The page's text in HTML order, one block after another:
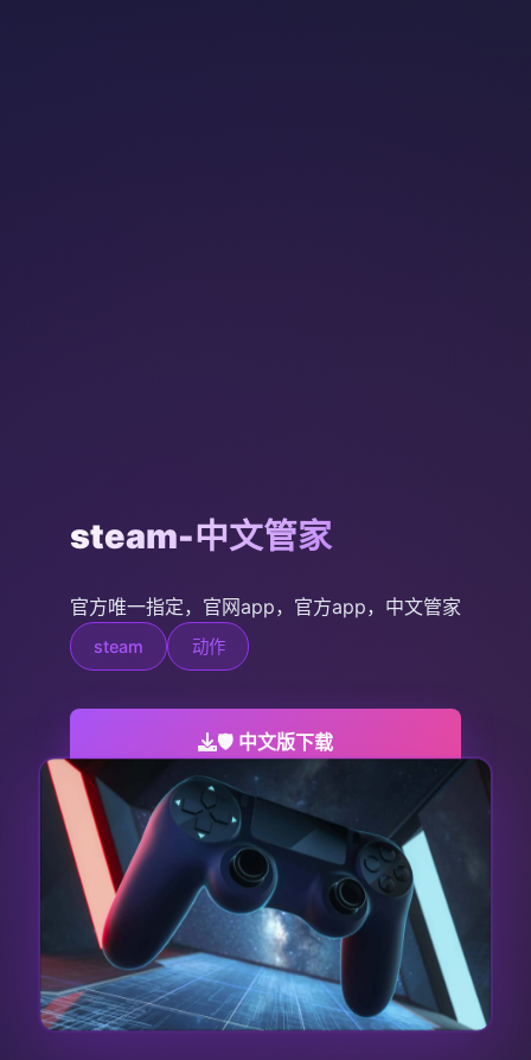
steam-中文管家
官方唯一指定，官网app，官方app，中文管家
steam 动作
🛡️ 中文版下载